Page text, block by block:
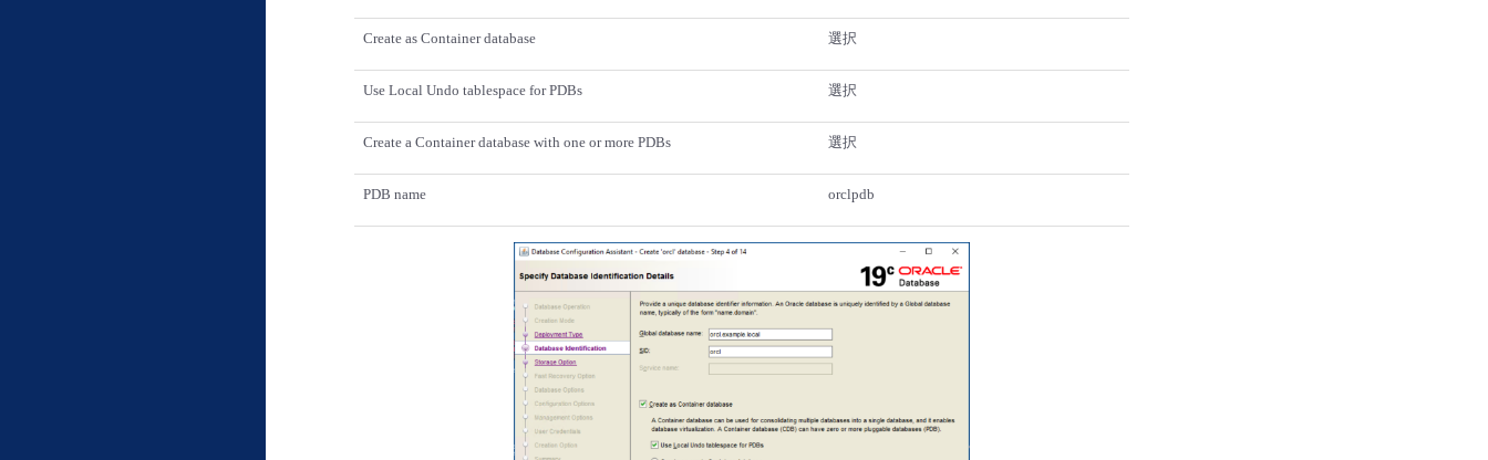
Create as Container database 選択
Use Local Undo tablespace for PDBs 選択
Create a Container database with one or more PDBs 選択
PDB name orclpdb